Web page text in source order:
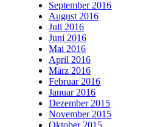
September 2016
August 2016
Juli 2016
Juni 2016
Mai 2016
April 2016
März 2016
Februar 2016
Januar 2016
Dezember 2015
November 2015